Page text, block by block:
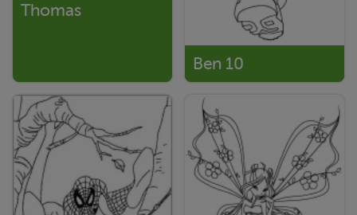
Thomas
Ben 10